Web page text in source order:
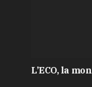
L’ECO, la